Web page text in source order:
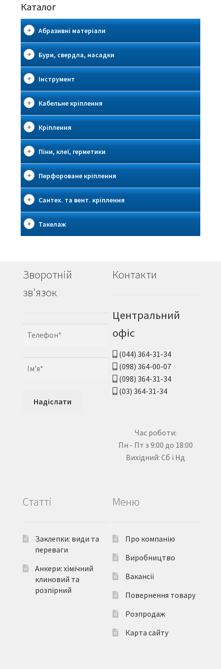
Каталог
Абразивні матеріали
Бури, свердла, насадки
Інструмент
Кабельне кріплення
Кріплення
Піни, клеї, герметики
Перфороване кріплення
Сантех. та вент. кріплення
Такелаж
Зворотній
зв'язок
Контакти
Центральний
офіс
(044) 364-31-34
(098) 364-00-07
(098) 364-31-34
(03) 364-31-34
Час роботи:
Пн - Пт з 9:00 до 18:00
Вихідний: Сб і Нд
Статті
Заклепки: види та
переваги
Анкери: хімічний
клиновий та
розпірний
Меню
Про компанію
Виробництво
Вакансії
Повернення товару
Розпродаж
Карта сайту